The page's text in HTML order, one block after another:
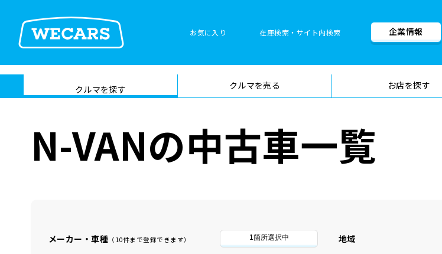
お気に入り 在庫検索・サイト内検索
在庫検索
サイト内検
索
企業情報
クルマを探す クルマを売る お店を探す
車検料金・メニュー
N-VANの中古車一覧
メーカー・車種 （10件まで登録できます） 1箇所選択中 地域